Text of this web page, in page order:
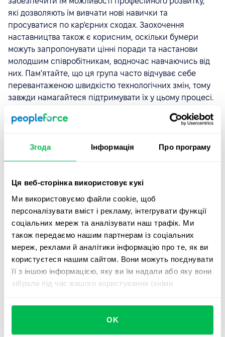
Згода Інформація Про програму
Ця веб-сторінка використовує кукі
Ми використовуємо файли cookie, щоб
персоналізувати вміст і рекламу, інтегрувати функції
соціальних мереж та аналізувати наш трафік. Ми
також передаємо нашим партнерам із соціальних
мереж, реклами й аналітики інформацію про те, як ви
користуєтеся нашим сайтом. Вони можуть поєднувати
її з іншою інформацією, яку ви їм надали або яку вони
зібрали під час вашого користування їхніми
OK
які дозволяють їм вивчати нові навички та
просуватися по кар'єрних сходах. Заохочення
наставництва також є корисним, оскільки бумери
можуть запропонувати цінні поради та настанови
молодшим співробітникам, водночас навчаючись від
них. Пам'ятайте, що ця група часто відчуває себе
перевантаженою швидкістю технологічних змін, тому
завжди намагайтеся підтримувати їх у цьому процесі.
Бейбі Бумери на
15% більше схильні подаватися на
свого життя, а не намагатися збалансувати дві речі,
Запропонування гнучких умов праці, таких як
неповний робочий день або дистанційна робота,
може допомогти бумерам поєднати роботу та інші
обов'язки, особливо якщо вони батьки або вийшли на
пенсію. Якщо пряма підтримка неможлива, важливо
створити умови, за яких кожен член команди може
відчувати, що його внесок в компанію визнається і
цінується. Це можна досягти, впровадивши
інструменти, які забезпечують якісний зворотний
цілей.